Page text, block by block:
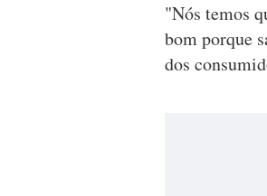
"Nós temos
bom porque
dos